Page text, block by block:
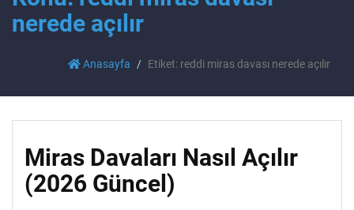
nerede açılır
Anasayfa Etiket: reddi miras davası nerede açılır
Miras Davaları Nasıl Açılır
(2026 Güncel)